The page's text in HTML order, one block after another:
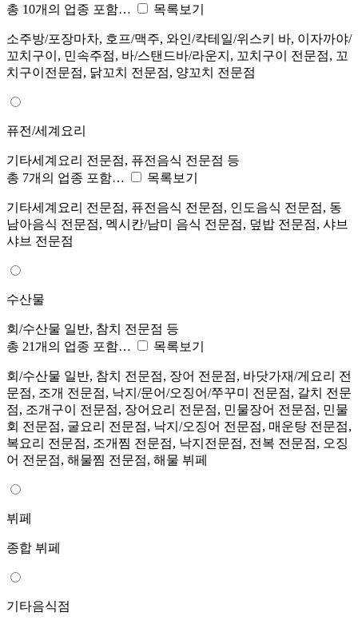
총 10개의 업종 포함…
목록보기
소주방/포장마차, 호프/맥주, 와인/칵테일/위스키 바, 이자까야/
꼬치구이, 민속주점, 바/스탠드바/라운지, 꼬치구이 전문점, 꼬
치구이전문점, 닭꼬치 전문점, 양꼬치 전문점
퓨전/세계요리
기타세계요리 전문점, 퓨전음식 전문점 등
총 7개의 업종 포함…
목록보기
기타세계요리 전문점, 퓨전음식 전문점, 인도음식 전문점, 동
남아음식 전문점, 멕시칸/남미 음식 전문점, 덮밥 전문점, 샤브
샤브 전문점
수산물
회/수산물 일반, 참치 전문점 등
총 21개의 업종 포함…
목록보기
회/수산물 일반, 참치 전문점, 장어 전문점, 바닷가재/게요리 전
문점, 조개 전문점, 낙지/문어/오징어/쭈꾸미 전문점, 갈치 전문
점, 조개구이 전문점, 장어요리 전문점, 민물장어 전문점, 민물
회 전문점, 굴요리 전문점, 낙지/오징어 전문점, 매운탕 전문점,
복요리 전문점, 조개찜 전문점, 낙지전문점, 전복 전문점, 오징
어 전문점, 해물찜 전문점, 해물 뷔페
뷔페
종합 뷔페
기타음식점